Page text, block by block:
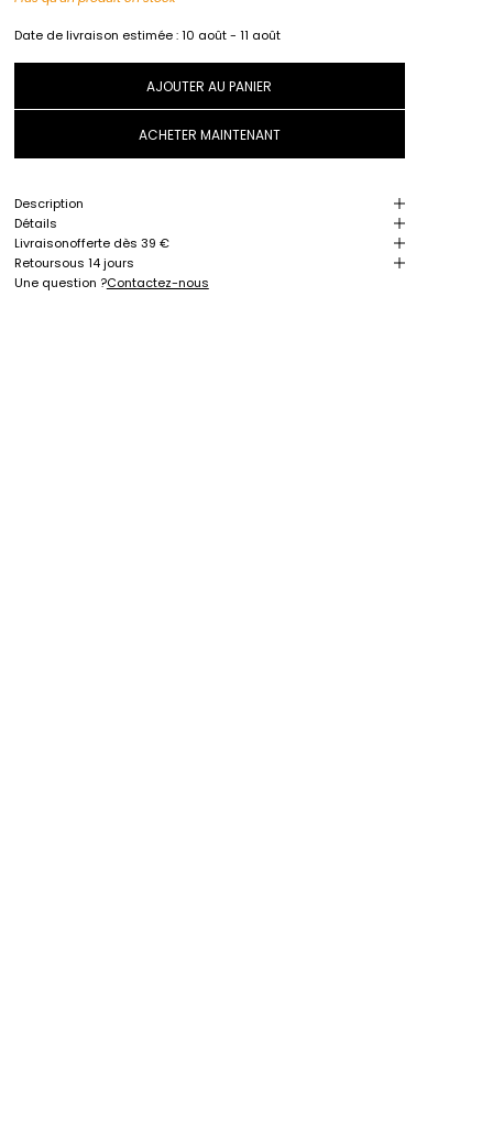
Date de livraison estimée :10 août - 11 août
AJOUTER AU PANIER
ACHETER MAINTENANT
Description
Détails
Livraisonofferte dès 39 €
Retoursous 14 jours
Une question ?Contactez-nous